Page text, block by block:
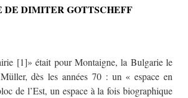
DIMITER GOTTSCHEFF
[1]» était pour Montaigne, la Bulgarie le
dès les années 70 : un « espace en
de l’Est, un espace à la fois biographique